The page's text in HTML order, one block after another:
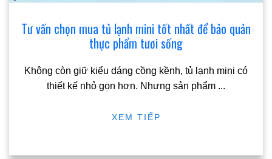
Tư vấn chọn mua tủ lạnh mini tốt nhất để bảo quản
thực phẩm tươi sống
Không còn giữ kiểu dáng cồng kềnh, tủ lạnh mini có
thiết kế nhỏ gọn hơn. Nhưng sản phẩm ...
XEM TIẾP